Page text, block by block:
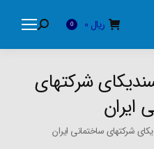
ریال 0
Search:
شرکتهای
ایران